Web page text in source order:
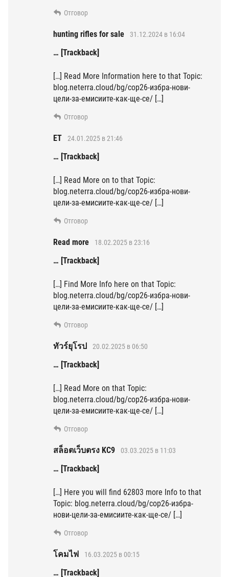
Отговор
hunting rifles for sale 31.12.2024 в 16:04
… [Trackback]
[…] Read More Information here to that Topic:
blog.neterra.cloud/bg/cop26-избра-нови-
цели-за-емисиите-как-ще-се/ […]
Отговор
ET 24.01.2025 в 21:46
… [Trackback]
[…] Read More on to that Topic:
blog.neterra.cloud/bg/cop26-избра-нови-
цели-за-емисиите-как-ще-се/ […]
Отговор
Read more 18.02.2025 в 23:16
… [Trackback]
[…] Find More Info here on that Topic:
blog.neterra.cloud/bg/cop26-избра-нови-
цели-за-емисиите-как-ще-се/ […]
Отговор
ทัวร์ยุโรป 20.02.2025 в 06:50
… [Trackback]
[…] Read More on that Topic:
blog.neterra.cloud/bg/cop26-избра-нови-
цели-за-емисиите-как-ще-се/ […]
Отговор
สล็อตเว็บตรง KC9 03.03.2025 в 11:03
… [Trackback]
[…] Here you will find 62803 more Info to that
Topic: blog.neterra.cloud/bg/cop26-избра-
нови-цели-за-емисиите-как-ще-се/ […]
Отговор
โคมไฟ 16.03.2025 в 00:15
… [Trackback]